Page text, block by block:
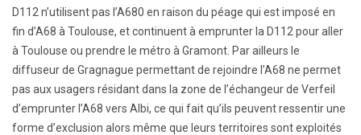
D112 n’utilisent pas l’A680 en raison du péage qui est imposé en
fin d’A68 à Toulouse, et continuent à emprunter la D112 pour aller
à Toulouse ou prendre le métro à Gramont. Par ailleurs le
diffuseur de Gragnague permettant de rejoindre l’A68 ne permet
pas aux usagers résidant dans la zone de l’échangeur de Verfeil
d’emprunter l’A68 vers Albi, ce qui fait qu’ils peuvent ressentir une
forme d’exclusion alors même que leurs territoires sont exploités